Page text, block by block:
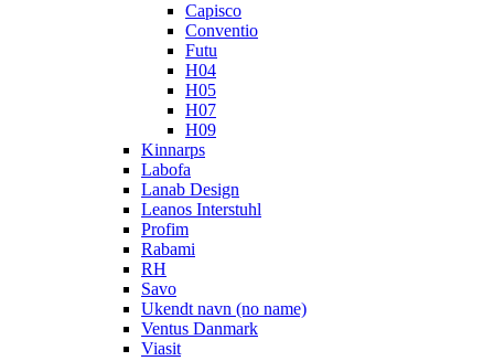
Capisco
Conventio
Futu
H04
H05
H07
H09
Kinnarps
Labofa
Lanab Design
Leanos Interstuhl
Profim
Rabami
RH
Savo
Ukendt navn (no name)
Ventus Danmark
Viasit